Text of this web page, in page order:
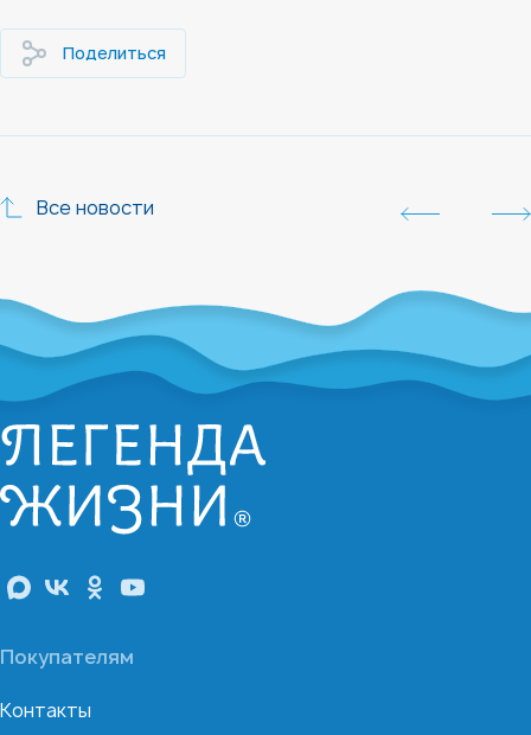
Поделиться
Все новости
Покупателям
Контакты